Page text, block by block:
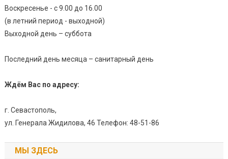
Воскресенье - с 9.00 до 16.00
(в летний период - выходной)
Выходной день – суббота
Последний день месяца – санитарный день
Ждём Вас по адресу:
г. Севастополь,
ул. Генерала Жидилова, 46 Телефон: 48-51-86
МЫ ЗДЕСЬ